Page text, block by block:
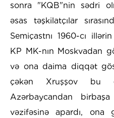
sonra "KQB"nin sədri
əsas təşkilatçılar
Semiçastnı 1960-cı
KP MK-nın Moskvadan
və ona daima diqqət
çəkən Xruşşov bu
Azərbaycandan
vəzifəsinə apardı, ona